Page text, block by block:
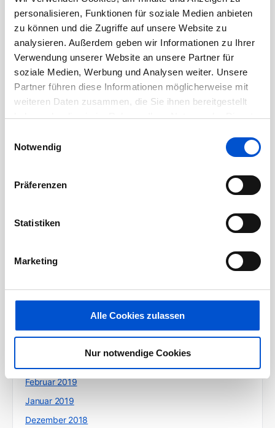
personalisieren, Funktionen für soziale Medien anbieten
zu können und die Zugriffe auf unsere Website zu
analysieren. Außerdem geben wir Informationen zu Ihrer
Verwendung unserer Website an unsere Partner für
soziale Medien, Werbung und Analysen weiter. Unsere
Partner führen diese Informationen möglicherweise mit
weiteren Daten zusammen, die Sie ihnen bereitgestellt
haben oder die sie im Rahmen Ihrer Nutzung der Dienste
Notwendig
Präferenzen
Statistiken
Marketing
Alle Cookies zulassen
Nur notwendige Cookies
September 2020
August 2020
Juli 2020
Juni 2020
Mai 2020
Februar 2020
Dezember 2019
Oktober 2019
August 2019
Februar 2019
Januar 2019
Dezember 2018